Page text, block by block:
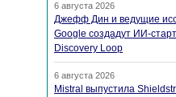
6 августа 2026
Джефф Дин и ведущие
Google создадут ИИ-
Discovery Loop
6 августа 2026
Mistral выпустила